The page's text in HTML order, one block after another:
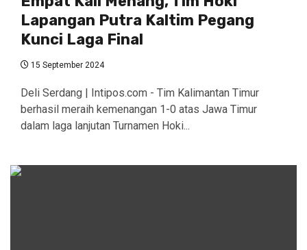
Lapangan Putra Kaltim Pegang
Kunci Laga Final
15 September 2024
Deli Serdang | Intipos.com - Tim Kalimantan Timur
berhasil meraih kemenangan 1-0 atas Jawa Timur
dalam laga lanjutan Turnamen Hoki...